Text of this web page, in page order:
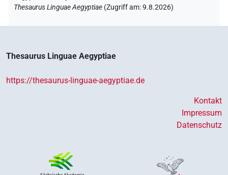
Thesaurus Linguae Aegyptiae (Zugriff am:9.8.2026)
Thesaurus Linguae Aegyptiae
https://thesaurus-linguae-aegyptiae.de
Kontakt
Impressum
Datenschutz